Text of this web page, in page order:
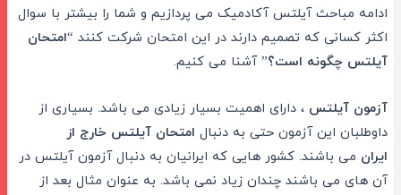
ادامه مباحث آیلتس آکادمیک می پردازیم و شما را بیشتر با سوال
اکثر کسانی که تصمیم دارند در این امتحان شرکت کنند “امتحان
آیلتس چگونه است؟” آشنا می کنیم.
آزمون آیلتس ، دارای اهمیت بسیار زیادی می باشد. بسیاری از
داوطلبان این آزمون حتی به دنبال امتحان آیلتس خارج از
ایران می باشند. کشور هایی که ایرانیان به دنبال آزمون آیلتس در
آن های می باشند چندان زیاد نمی باشد. به عنوان مثال بعد از